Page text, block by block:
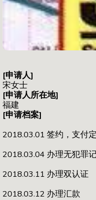
[申请人]
宋女士
[申请人所在地]
福建
[申请档案]
2018.03.01 签约，支付
2018.03.04 办理无犯罪
2018.03.11 办理双认证
2018.03.12 办理汇款